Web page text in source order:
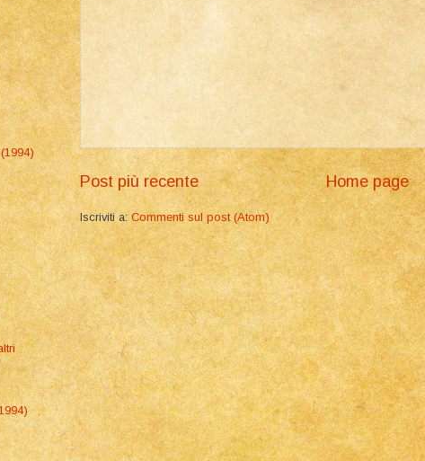
Post più recente Home page
Iscriviti a:Commenti sul post (Atom)